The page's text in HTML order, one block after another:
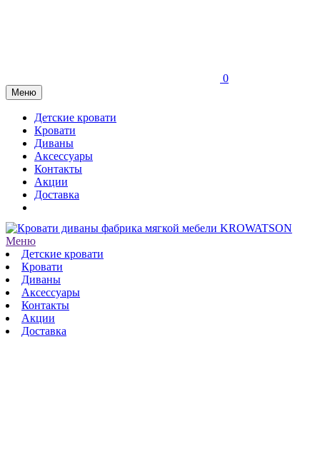
0
Меню
Детские кровати
Кровати
Диваны
Аксессуары
Контакты
Акции
Доставка
Меню
Детские кровати
Кровати
Диваны
Аксессуары
Контакты
Акции
Доставка